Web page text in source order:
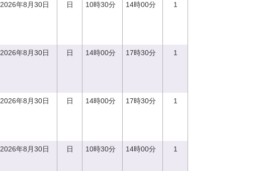
2026年8月30日 日 10時30分 14時00分 1
2026年8月30日 日 14時00分 17時30分 1
2026年8月30日 日 14時00分 17時30分 1
2026年8月30日 日 10時30分 14時00分 1